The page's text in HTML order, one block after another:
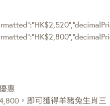
惠
，即可獲得羊豬兔生肖三